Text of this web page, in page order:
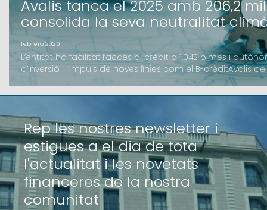
Avalis tanca el 2025 amb 206,2
consolida la seva neutralitat
febrero 2026
L’entitat ha facilitat l’accés al crèdit a 1.042 pimes i
d’inversió i l’impuls de noves línies com el B-crèditAvalis
volum d’import formalitzat de 206,2 milions d’euros, una
L’activitat de la Societat de Ga
Rep les nostres newsletter i
estigues a el dia de tota
l'actualitat i les novetats
financeres de la nostra
comunitat